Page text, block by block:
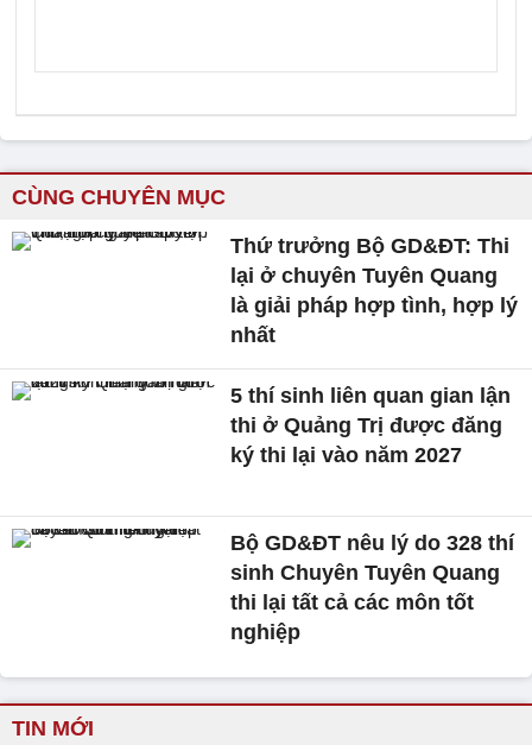
CÙNG CHUYÊN MỤC
Thứ trưởng Bộ GD&ĐT: Thi
lại ở chuyên Tuyên Quang
là giải pháp hợp tình, hợp lý
nhất
5 thí sinh liên quan gian lận
thi ở Quảng Trị được đăng
ký thi lại vào năm 2027
Bộ GD&ĐT nêu lý do 328 thí
sinh Chuyên Tuyên Quang
thi lại tất cả các môn tốt
nghiệp
TIN MỚI